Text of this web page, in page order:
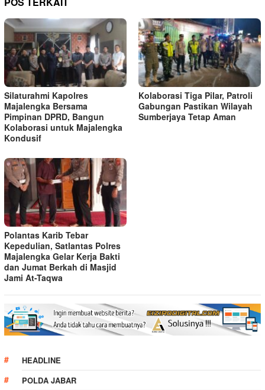
Silaturahmi Kapolres
Majalengka Bersama
Pimpinan DPRD, Bangun
Kolaborasi untuk Majalengka
Kondusif
Kolaborasi Tiga Pilar, Patroli
Gabungan Pastikan Wilayah
Sumberjaya Tetap Aman
Polantas Karib Tebar
Kepedulian, Satlantas Polres
Majalengka Gelar Kerja Bakti
dan Jumat Berkah di Masjid
Jami At-Taqwa
HEADLINE
POLDA JABAR